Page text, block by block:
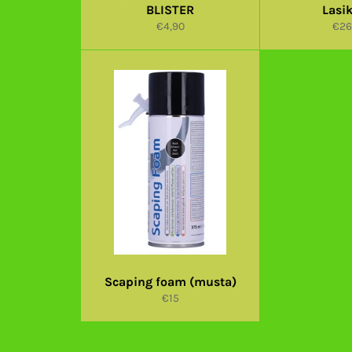
BLISTER
Normaalihinta
€4,90
Scaping foam (musta)
Normaalihinta
€15